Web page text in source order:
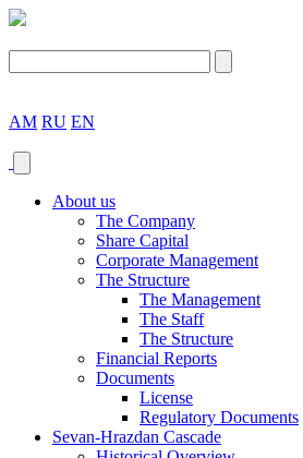
AM RU EN
About us
The Company
Share Capital
Corporate Management
The Structure
The Management
The Staff
The Structure
Financial Reports
Documents
License
Regulatory Documents
Sevan-Hrazdan Cascade